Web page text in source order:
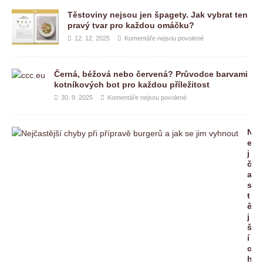
Těstoviny nejsou jen špagety. Jak vybrat ten
pravý tvar pro každou omáčku?
12. 12. 2025 Komentáře nejsou povolené
Černá, béžová nebo červená? Průvodce barvami
kotníkových bot pro každou příležitost
30. 9. 2025 Komentáře nejsou povolené
N
e
j
č
a
s
t
ě
j
š
í
c
h